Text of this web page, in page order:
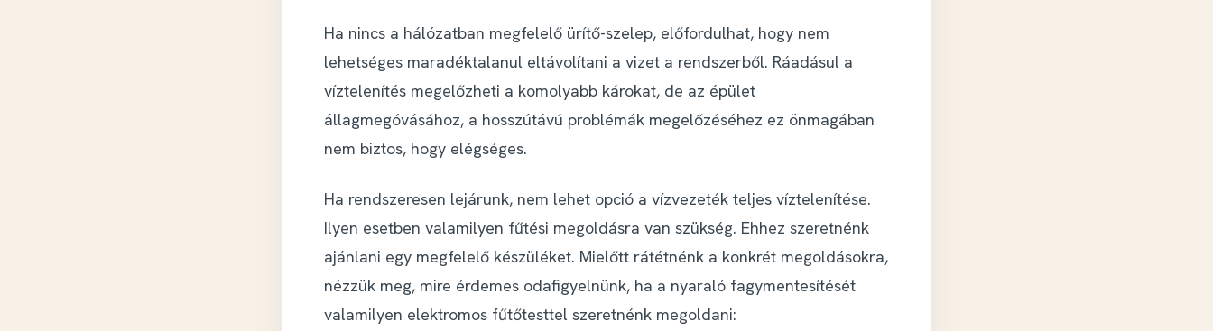
Ha nincs a hálózatban megfelelő ürítő-szelep, előfordulhat, hogy nem
lehetséges maradéktalanul eltávolítani a vizet a rendszerből. Ráadásul a
víztelenítés megelőzheti a komolyabb károkat, de az épület
állagmegóvásához, a hosszútávú problémák megelőzéséhez ez önmagában
nem biztos, hogy elégséges.
Ha rendszeresen lejárunk, nem lehet opció a vízvezeték teljes víztelenítése.
Ilyen esetben valamilyen fűtési megoldásra van szükség. Ehhez szeretnénk
ajánlani egy megfelelő készüléket. Mielőtt rátétnénk a konkrét megoldásokra,
nézzük meg, mire érdemes odafigyelnünk, ha a nyaraló fagymentesítését
valamilyen elektromos fűtőtesttel szeretnénk megoldani: